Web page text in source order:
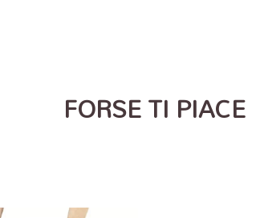
FORSE TI PIACE